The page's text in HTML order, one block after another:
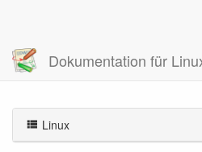
Dokumentation für
Zuletzt angesehen klassen
Linux